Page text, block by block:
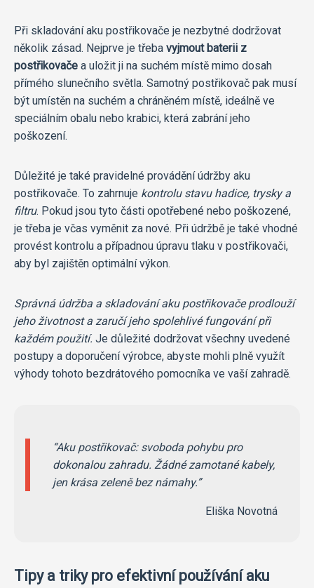
Při skladování aku postřikovače je nezbytné dodržovat
několik zásad. Nejprve je třeba vyjmout baterii z
postřikovače a uložit ji na suchém místě mimo dosah
přímého slunečního světla. Samotný postřikovač pak musí
být umístěn na suchém a chráněném místě, ideálně ve
speciálním obalu nebo krabici, která zabrání jeho
poškození.
Důležité je také pravidelné provádění údržby aku
postřikovače. To zahrnuje kontrolu stavu hadice, trysky a
filtru. Pokud jsou tyto části opotřebené nebo poškozené,
je třeba je včas vyměnit za nové. Při údržbě je také vhodné
provést kontrolu a případnou úpravu tlaku v postřikovači,
aby byl zajištěn optimální výkon.
Správná údržba a skladování aku postřikovače prodlouží
jeho životnost a zaručí jeho spolehlivé fungování při
každém použití. Je důležité dodržovat všechny uvedené
postupy a doporučení výrobce, abyste mohli plně využít
výhody tohoto bezdrátového pomocníka ve vaší zahradě.
Aku postřikovač: svoboda pohybu pro
dokonalou zahradu. Žádné zamotané kabely,
jen krása zeleně bez námahy.
Eliška Novotná
Tipy a triky pro efektivní používání aku